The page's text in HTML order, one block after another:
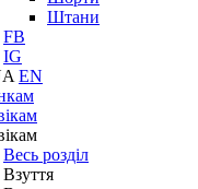
Штани
FB
IG
EN
Весь розділ
Взуття